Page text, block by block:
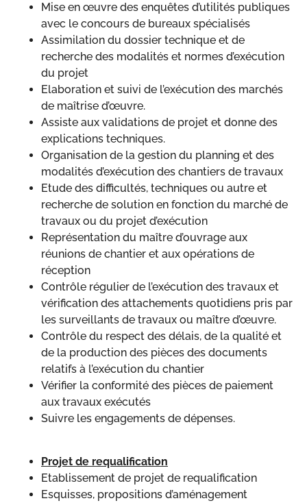
Mise en œuvre des enquêtes d’utilités publiques
avec le concours de bureaux spécialisés
Assimilation du dossier technique et de
recherche des modalités et normes d’exécution
du projet
Elaboration et suivi de l’exécution des marchés
de maîtrise d’œuvre.
Assiste aux validations de projet et donne des
explications techniques.
Organisation de la gestion du planning et des
modalités d’exécution des chantiers de travaux
Etude des difficultés, techniques ou autre et
recherche de solution en fonction du marché de
travaux ou du projet d’exécution
Représentation du maître d’ouvrage aux
réunions de chantier et aux opérations de
réception
Contrôle régulier de l’exécution des travaux et
vérification des attachements quotidiens pris par
les surveillants de travaux ou maître d’œuvre.
Contrôle du respect des délais, de la qualité et
de la production des pièces des documents
relatifs à l’exécution du chantier
Vérifier la conformité des pièces de paiement
aux travaux exécutés
Suivre les engagements de dépenses.
Projet de requalification
Etablissement de projet de requalification
Esquisses, propositions d’aménagement